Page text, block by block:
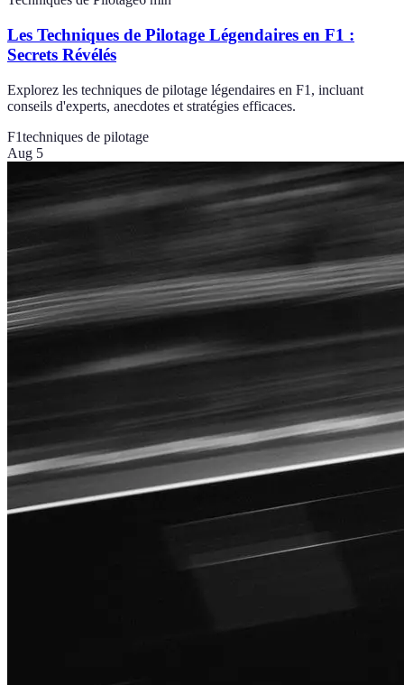
Les Techniques de Pilotage Légendaires en F1 :
Secrets Révélés
Explorez les techniques de pilotage légendaires en F1, incluant
conseils d'experts, anecdotes et stratégies efficaces.
F1techniques de pilotage
Aug 5